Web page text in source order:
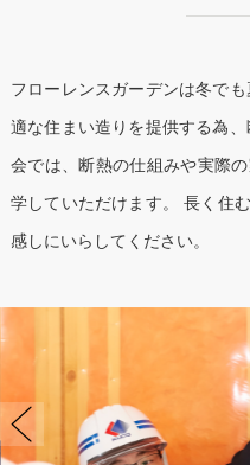
フローレンスガーデンは冬で
適な住まい造りを提供する為
会では、断熱の仕組みや実際
学していただけます。長く住
感しにいらしてください。